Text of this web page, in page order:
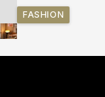
FASHION